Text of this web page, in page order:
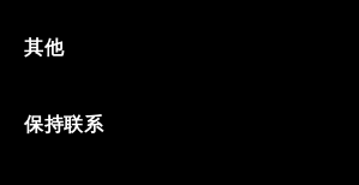
其他
保持联系